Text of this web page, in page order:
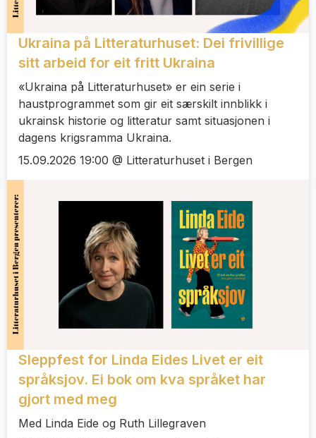
Ukraina på Litteraturhuset: Dei frivillige
sitt arbeid for eit fritt Ukraina
«Ukraina på Litteraturhuset» er ein serie i
haustprogrammet som gir eit særskilt innblikk i
ukrainsk historie og litteratur samt situasjonen i
dagens krigsramma Ukraina.
15.09.2026 19:00 @ Litteraturhuset i Bergen
Sleppfest for Linda Eides Livet er eit
språksjov. Ei bok om kva språket har
gjort med meg
Med Linda Eide og Ruth Lillegraven